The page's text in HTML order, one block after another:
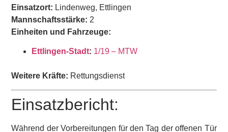
Einsatzort: Lindenweg, Ettlingen
Mannschaftsstärke: 2
Einheiten und Fahrzeuge:
Ettlingen-Stadt: 1/19 – MTW
Weitere Kräfte: Rettungsdienst
Einsatzbericht:
Während der Vorbereitungen für den Tag der offenen Tür